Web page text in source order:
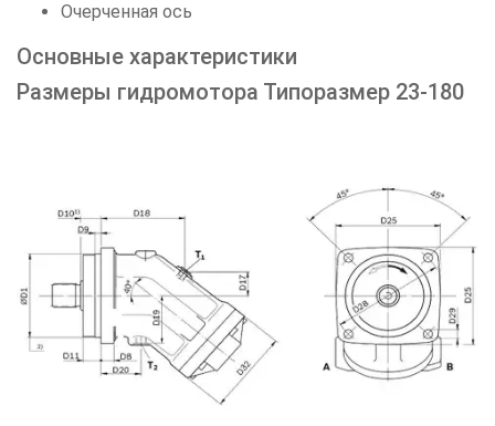
Очерченная ось
Основные характеристики
Размеры гидромотора Типоразмер 23-180